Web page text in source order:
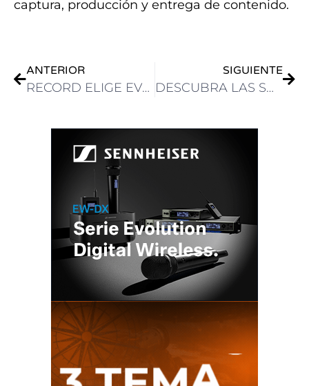
captura, producción y entrega de contenido.
ANTERIOR
RECORD ELIGE EVERTZ.IO PARA LA TRANSICIÓN DE SU PLAYOUT HACIA LA NUBE
SIGUIENTE
DESCUBRA LAS SOLUCIONES DE AUDIO DE SENNHEISER GROUP EN ISE 2025